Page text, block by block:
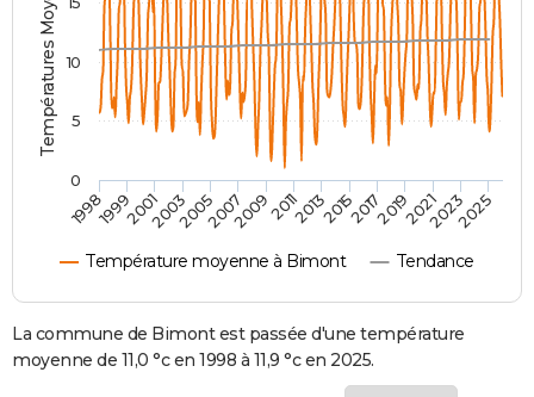
Destinations
City break
Voyage nature
Voyage de noces
Forum
Climat
PHOTO
GUIDES D'ACHAT
BONS PLANS
CARTE DE VOEUX
Carte de Noël
Carte Bonne année
Carte Saint-Valentin
Carte Pâques
Carte d'anniversaire
DICTIONNAIRE
Dictionnaire
Biographies
Citations
Expressions
Proverbes
PROGRAMME TV
S'inscrire
Se connecter
Lycées
Collèges
Primaires
Universités
Entreprises
Service militaire
Avis de recherche
AVIS DE DÉCÈS
Température moyenne à Bimont Tendance
199819992001200320052007200920112013201520172019202120232025
0
5
10
La commune de Bimont est passée d'une température
moyenne de 11,0 °c en 1998 à 11,9 °c en 2025.